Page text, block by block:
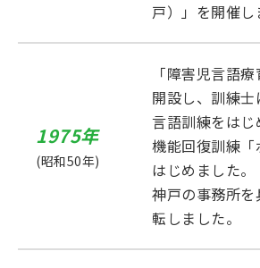
戸）」を開催し
1975年
(昭和50年)
「障害児言語
開設し、訓練
言語訓練をはじ
機能回復訓練
はじめました。
神戸の事務所
転しました。